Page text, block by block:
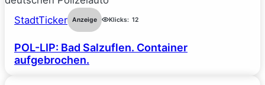
StadtTicker Anzeige Klicks: 12
POL-LIP: Bad Salzuflen. Container
aufgebrochen.